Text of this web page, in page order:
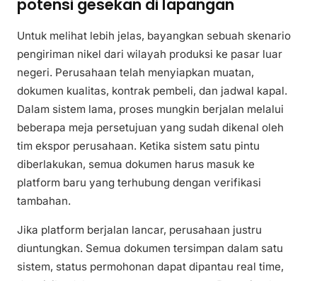
potensi gesekan di lapangan
Untuk melihat lebih jelas, bayangkan sebuah skenario
pengiriman nikel dari wilayah produksi ke pasar luar
negeri. Perusahaan telah menyiapkan muatan,
dokumen kualitas, kontrak pembeli, dan jadwal kapal.
Dalam sistem lama, proses mungkin berjalan melalui
beberapa meja persetujuan yang sudah dikenal oleh
tim ekspor perusahaan. Ketika sistem satu pintu
diberlakukan, semua dokumen harus masuk ke
platform baru yang terhubung dengan verifikasi
tambahan.
Jika platform berjalan lancar, perusahaan justru
diuntungkan. Semua dokumen tersimpan dalam satu
sistem, status permohonan dapat dipantau real time,